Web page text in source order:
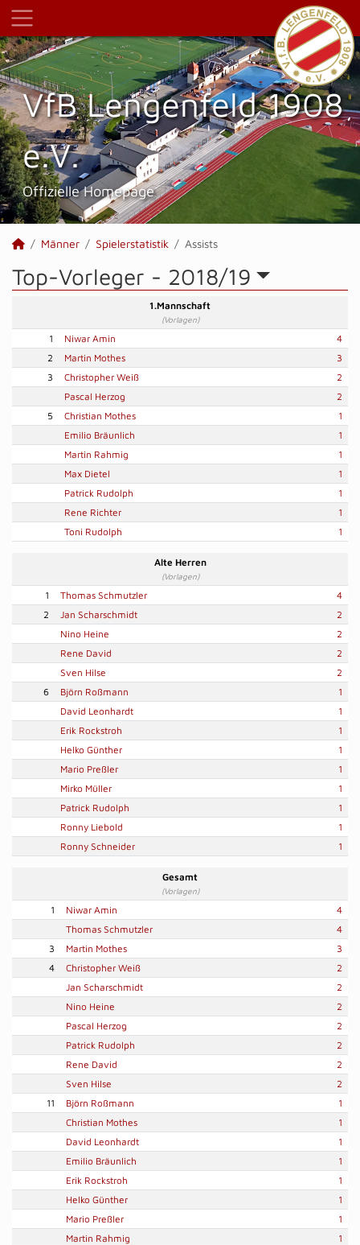
VfB Lengenfeld 1908
e.V.
Offizielle Homepage
Männer Spielerstatistik Assists
Top-Vorleger - 2018/19
1.Mannschaft
(Vorlagen)
1 Niwar Amin
4
2
Martin Mothes
3
3
Christopher Weiß
2
Pascal Herzog
2
5
Christian Mothes
1
Emilio Bräunlich
1
Martin Rahmig
1
Max Dietel
1
Patrick Rudolph
1
Rene Richter
1
Toni Rudolph
1
Alte Herren
(Vorlagen)
1 Thomas Schmutzler
4
2
Jan Scharschmidt
2
Nino Heine
2
Rene David
2
Sven Hilse
2
6
Björn Roßmann
1
David Leonhardt
1
Erik Rockstroh
1
Helko Günther
1
Mario Preßler
1
Mirko Müller
1
Patrick Rudolph
1
Ronny Liebold
1
Ronny Schneider
1
Gesamt
(Vorlagen)
1 Niwar Amin
4
Thomas Schmutzler
4
3
Martin Mothes
3
4
Christopher Weiß
2
Jan Scharschmidt
2
Nino Heine
2
Pascal Herzog
2
Patrick Rudolph
2
Rene David
2
Sven Hilse
2
11
Björn Roßmann
1
Christian Mothes
1
David Leonhardt
1
Emilio Bräunlich
1
Erik Rockstroh
1
Helko Günther
1
Mario Preßler
1
Martin Rahmig
1